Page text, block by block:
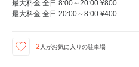
最大料金 全日 8:00～20:00 ¥800
最大料金 全日 20:00～8:00 ¥400
2 人がお気に入りの駐車場